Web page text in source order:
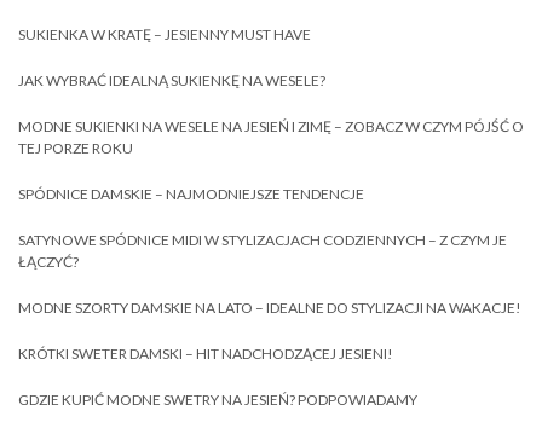
SUKIENKA W KRATĘ – JESIENNY MUST HAVE
JAK WYBRAĆ IDEALNĄ SUKIENKĘ NA WESELE?
MODNE SUKIENKI NA WESELE NA JESIEŃ I ZIMĘ – ZOBACZ W CZYM PÓJŚĆ O
TEJ PORZE ROKU
SPÓDNICE DAMSKIE – NAJMODNIEJSZE TENDENCJE
SATYNOWE SPÓDNICE MIDI W STYLIZACJACH CODZIENNYCH – Z CZYM JE
ŁĄCZYĆ?
MODNE SZORTY DAMSKIE NA LATO – IDEALNE DO STYLIZACJI NA WAKACJE!
KRÓTKI SWETER DAMSKI – HIT NADCHODZĄCEJ JESIENI!
GDZIE KUPIĆ MODNE SWETRY NA JESIEŃ? PODPOWIADAMY